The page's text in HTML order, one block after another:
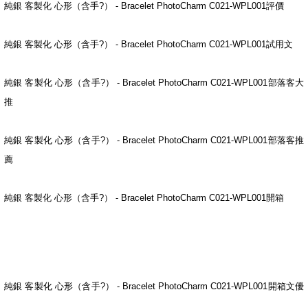
純銀 客製化 心形（含手?） - Bracelet PhotoCharm C021-WPL001評價
純銀 客製化 心形（含手?） - Bracelet PhotoCharm C021-WPL001試用文
純銀 客製化 心形（含手?） - Bracelet PhotoCharm C021-WPL001部落客大
推
純銀 客製化 心形（含手?） - Bracelet PhotoCharm C021-WPL001部落客推
薦
純銀 客製化 心形（含手?） - Bracelet PhotoCharm C021-WPL001開箱
純銀 客製化 心形（含手?） - Bracelet PhotoCharm C021-WPL001開箱文優